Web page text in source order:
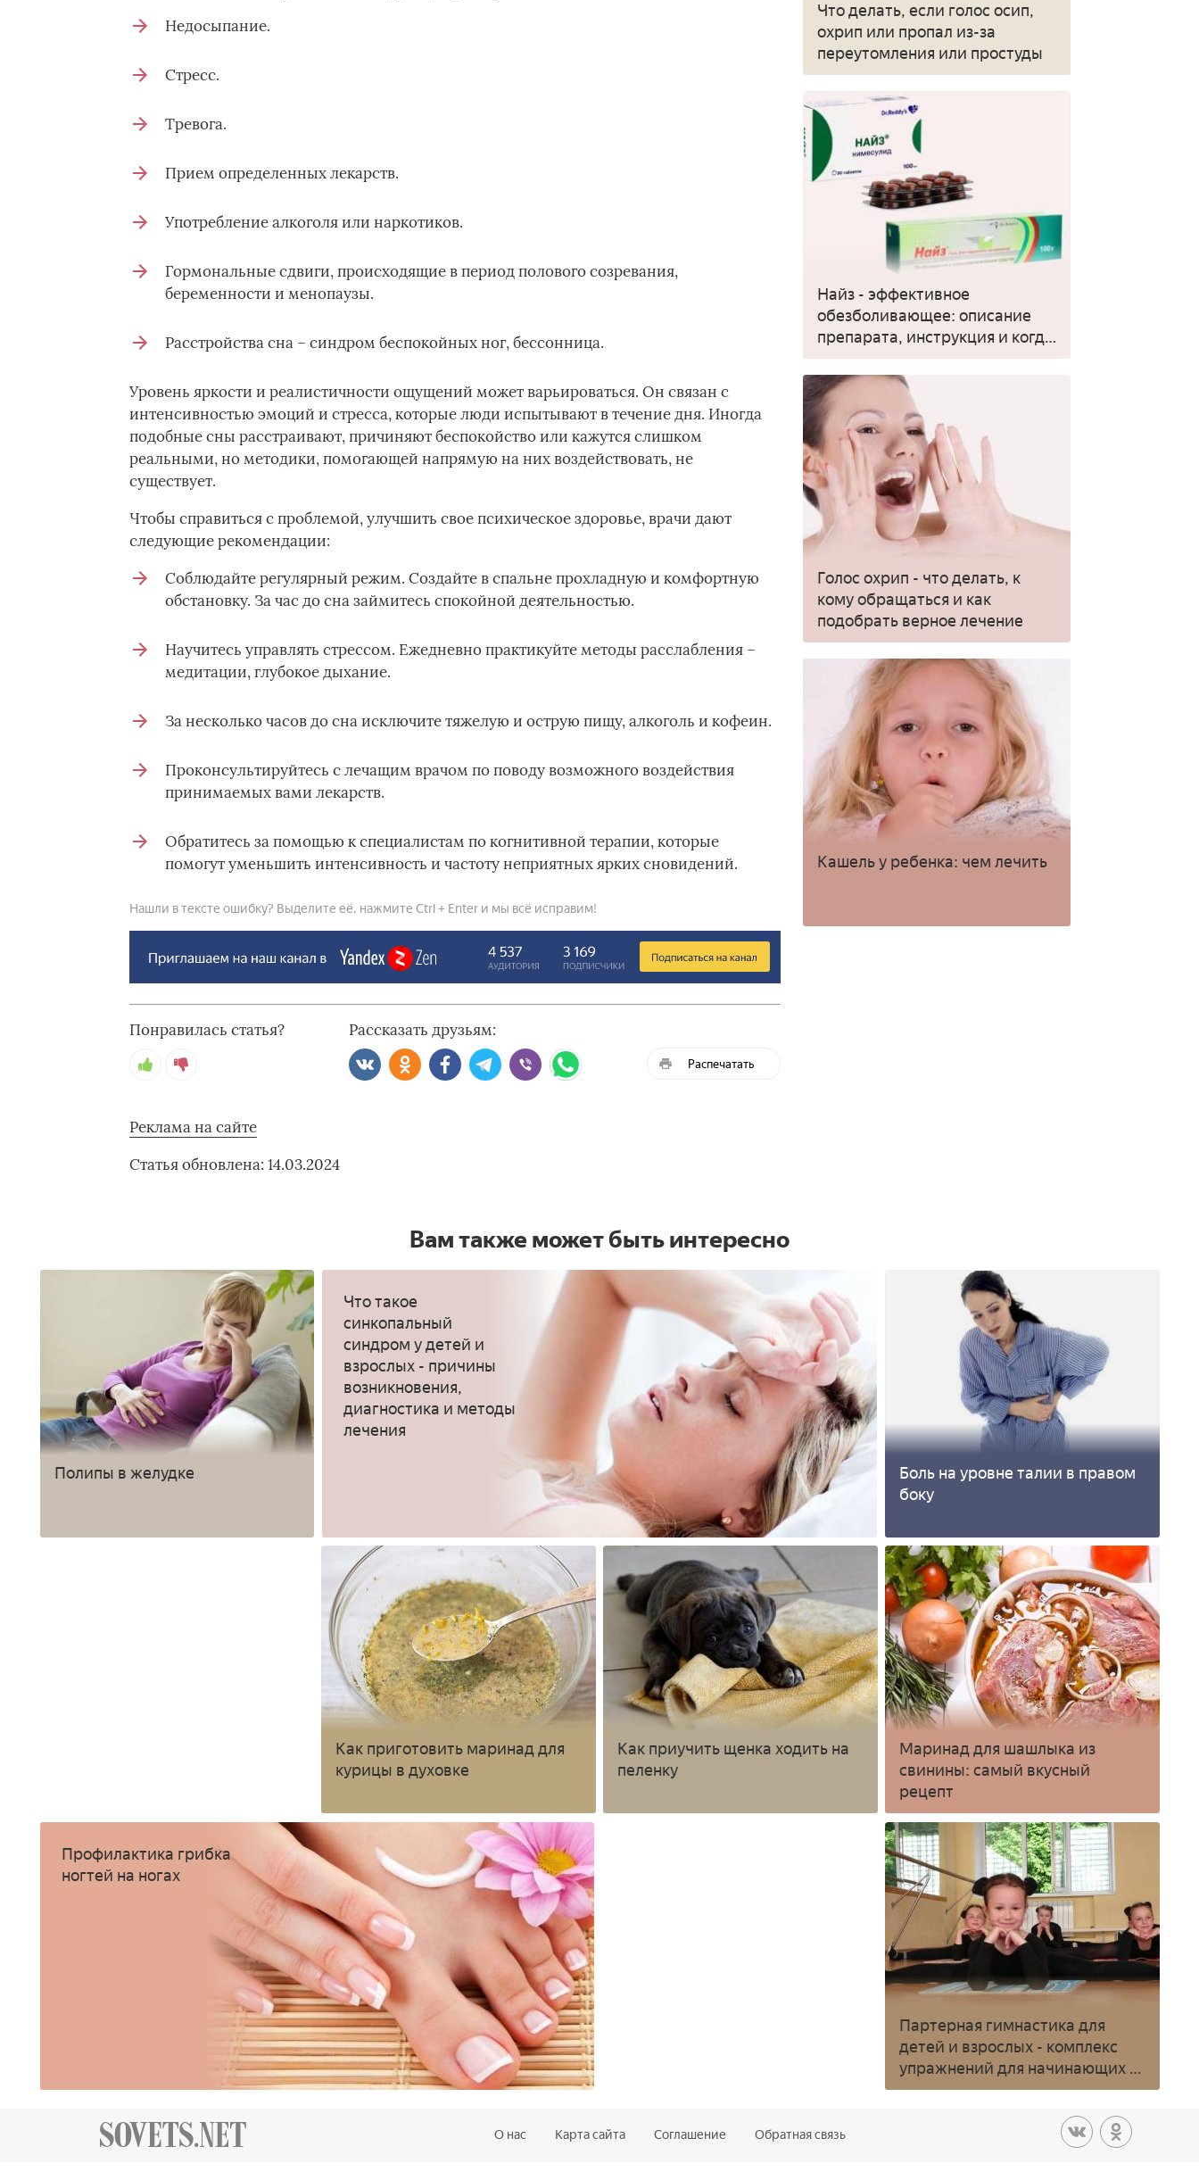
Недосыпание.
Стресс.
Тревога.
Прием определенных лекарств.
Употребление алкоголя или наркотиков.
Гормональные сдвиги, происходящие в период полового созревания,
беременности и менопаузы.
Расстройства сна – синдром беспокойных ног, бессонница.
Уровень яркости и реалистичности ощущений может варьироваться. Он связан с
интенсивностью эмоций и стресса, которые люди испытывают в течение дня. Иногда
подобные сны расстраивают, причиняют беспокойство или кажутся слишком
реальными, но методики, помогающей напрямую на них воздействовать, не
существует.
Чтобы справиться с проблемой, улучшить свое психическое здоровье, врачи дают
следующие рекомендации:
Соблюдайте регулярный режим. Создайте в спальне прохладную и комфортную
обстановку. За час до сна займитесь спокойной деятельностью.
Научитесь управлять стрессом. Ежедневно практикуйте методы расслабления –
медитации, глубокое дыхание.
За несколько часов до сна исключите тяжелую и острую пищу, алкоголь и кофеин.
Проконсультируйтесь с лечащим врачом по поводу возможного воздействия
принимаемых вами лекарств.
Обратитесь за помощью к специалистам по когнитивной терапии, которые
помогут уменьшить интенсивность и частоту неприятных ярких сновидений.
Нашли в тексте ошибку? Выделите её, нажмите Ctrl + Enter и мы всё исправим!
Понравилась статья? Рассказать друзьям:
Распечатать
Реклама на сайте
Статья обновлена: 14.03.2024
Что делать, если голос осип,
охрип или пропал из-за
переутомления или простуды
Найз - эффективное
обезболивающее: описание
препарата, инструкция и когда
применять
Голос охрип - что делать, к
кому обращаться и как
подобрать верное лечение
Кашель у ребенка: чем лечить
Вам также может быть интересно
Полипы в желудке
Что такое
синкопальный
синдром у детей и
взрослых - причины
возникновения,
диагностика и методы
лечения
Боль на уровне талии в правом
боку
Как приготовить маринад для
курицы в духовке
Как приучить щенка ходить на
пеленку
Маринад для шашлыка из
свинины: самый вкусный
рецепт
Профилактика грибка
ногтей на ногах
Партерная гимнастика для
детей и взрослых - комплекс
упражнений для начинающих с
видео
О нас Карта сайта Соглашение Обратная связь